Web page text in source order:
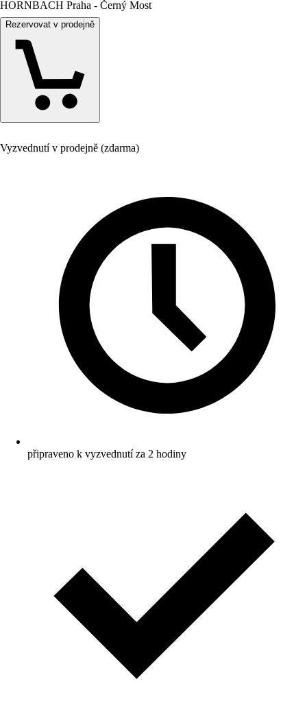
HORNBACH Praha - Černý Most
Rezervovat v prodejně
Vyzvednutí v prodejně (zdarma)
připraveno k vyzvednutí za 2 hodiny